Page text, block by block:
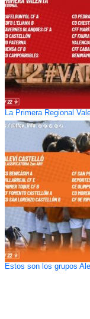
La Primera Regional
Estos son los grupos